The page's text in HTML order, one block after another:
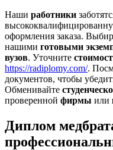
Наши работники
оформления заказа.
нашими готовыми
вузов. Уточните
https://radiplomy.com/.
документов, чтобы
Обменивайте
проверенной фирмы или
Диплом